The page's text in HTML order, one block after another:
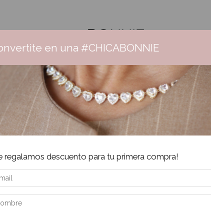
Envío gratis +$160.000 | 3 cuotas sin interés | 6 cuotas +
Ceramica Collares Pulseras
en una #CHICABONNIE
regalamos descuento para tu primera compra!